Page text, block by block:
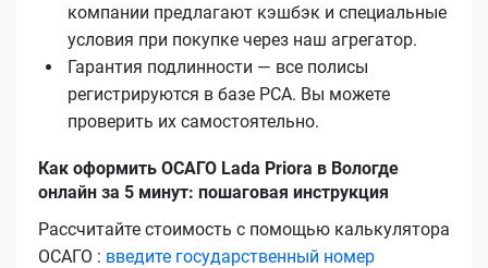
компании предлагают кэшбэк и специальные
условия при покупке через наш агрегатор.
Гарантия подлинности — все полисы
регистрируются в базе РСА. Вы можете
проверить их самостоятельно.
Как оформить ОСАГО Lada Priora в Вологде
онлайн за 5 минут: пошаговая инструкция
Рассчитайте стоимость с помощью калькулятора
ОСАГО : введите государственный номер